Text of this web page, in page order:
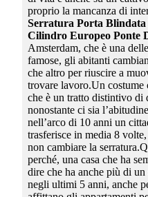
proprio la mancanza di
Serratura Porta
Cilindro Europeo Ponte
Amsterdam, che è una
famose, gli abitanti
che altro per riuscire a
trovare lavoro.Un costume
che è un tratto distintivo di
nonostante ci sia
nell’arco di 10 anni un
trasferisce in media 8
non cambiare la
perché, una casa che ha
dire che ha anche più di
negli ultimi 5 anni, anche